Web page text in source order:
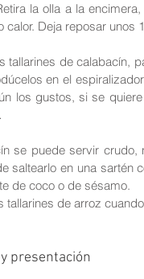
la olla a la
calor. Deja reposar unos
tallarines de calabacín,
en el
los gustos, si se
se puede servir
saltearlo en una sartén
de coco o de sésamo.
tallarines de arroz
presentación